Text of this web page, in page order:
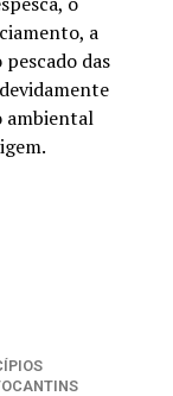
a
das
ambiental